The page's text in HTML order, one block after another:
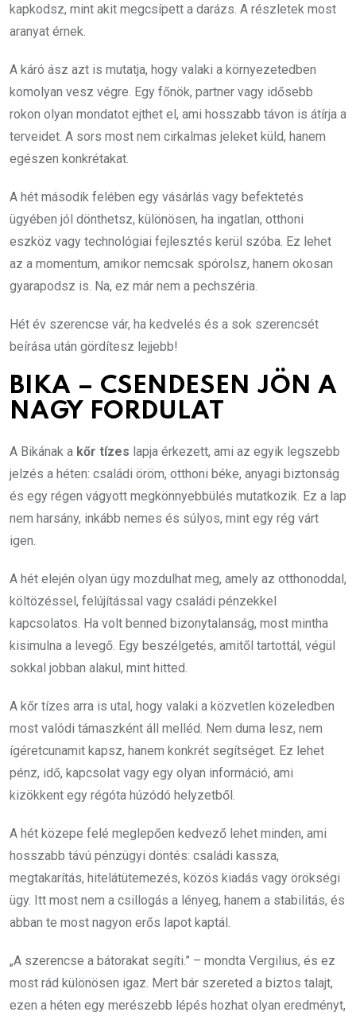
kapkodsz, mint akit megcsípett a darázs. A részletek most
aranyat érnek.
A káró ász azt is mutatja, hogy valaki a környezetedben
komolyan vesz végre. Egy főnök, partner vagy idősebb
rokon olyan mondatot ejthet el, ami hosszabb távon is átírja a
terveidet. A sors most nem cirkalmas jeleket küld, hanem
egészen konkrétakat.
A hét második felében egy vásárlás vagy befektetés
ügyében jól dönthetsz, különösen, ha ingatlan, otthoni
eszköz vagy technológiai fejlesztés kerül szóba. Ez lehet
az a momentum, amikor nemcsak spórolsz, hanem okosan
gyarapodsz is. Na, ez már nem a pechszéria.
Hét év szerencse vár, ha kedvelés és a sok szerencsét
beírása után gördítesz lejjebb!
BIKA – CSENDESEN JÖN A
NAGY FORDULAT
A Bikának a kőr tízes lapja érkezett, ami az egyik legszebb
jelzés a héten: családi öröm, otthoni béke, anyagi biztonság
és egy régen vágyott megkönnyebbülés mutatkozik. Ez a lap
nem harsány, inkább nemes és súlyos, mint egy rég várt
igen.
A hét elején olyan ügy mozdulhat meg, amely az otthonoddal,
költözéssel, felújítással vagy családi pénzekkel
kapcsolatos. Ha volt benned bizonytalanság, most mintha
kisimulna a levegő. Egy beszélgetés, amitől tartottál, végül
sokkal jobban alakul, mint hitted.
A kőr tízes arra is utal, hogy valaki a közvetlen közeledben
most valódi támaszként áll melléd. Nem duma lesz, nem
ígéretcunamit kapsz, hanem konkrét segítséget. Ez lehet
pénz, idő, kapcsolat vagy egy olyan információ, ami
kizökkent egy régóta húzódó helyzetből.
A hét közepe felé meglepően kedvező lehet minden, ami
hosszabb távú pénzügyi döntés: családi kassza,
megtakarítás, hitelátütemezés, közös kiadás vagy örökségi
ügy. Itt most nem a csillogás a lényeg, hanem a stabilitás, és
abban te most nagyon erős lapot kaptál.
„A szerencse a bátorakat segíti.” – mondta Vergilius, és ez
most rád különösen igaz. Mert bár szereted a biztos talajt,
ezen a héten egy merészebb lépés hozhat olyan eredményt,